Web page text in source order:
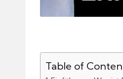
Table of